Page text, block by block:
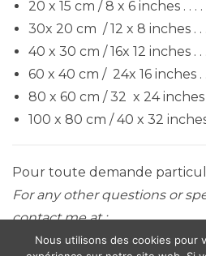
20 x 15 cm / 8 x 6 inches . . .
30x 20 cm / 12 x 8 inches . .
40 x 30 cm / 16x 12 inches .
60 x 40 cm / 24x 16 inches .
80 x 60 cm / 32 x 24 inches .
100 x 80 cm / 40 x 32
Pour toute demande
For any other questions or
contact me at :
extravirginpress@gmail.com
Nous utilisons des cookies pour